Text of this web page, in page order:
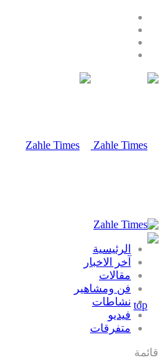
الرئيسية
آخر الاخبار
مقالات
فن ومشاهير
نشاطات
فيديو
متفرقات
قائمة